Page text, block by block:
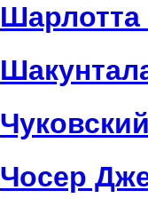
Шарлотта
Чосер